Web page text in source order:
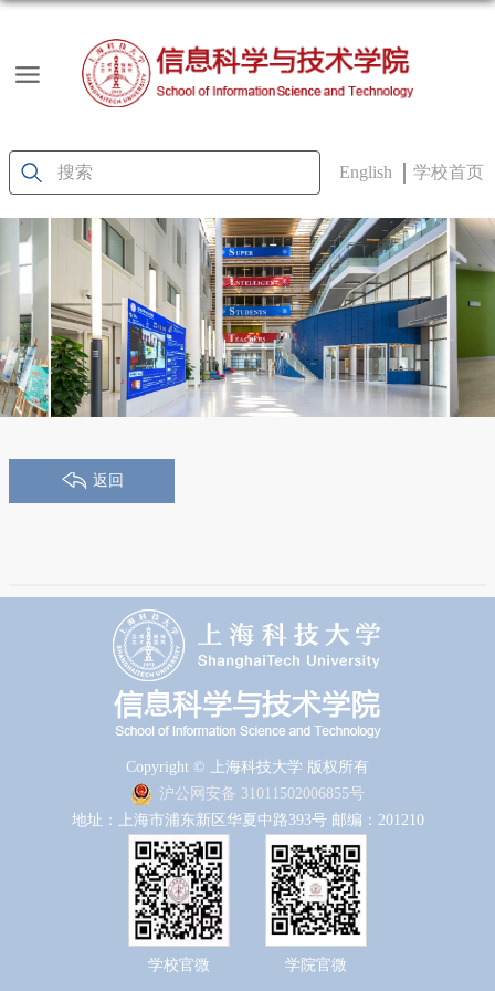
English 学校首页
返回
Copyright © 上海科技大学 版权所有
沪公网安备 31011502006855号
地址：上海市浦东新区华夏中路393号 邮编：201210
学校官微 学院官微